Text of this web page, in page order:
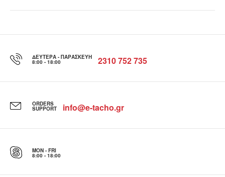
ΔΕΥΤΈΡΑ - ΠΑΡΑΣΚΕΥΉ
8:00 - 18:00 2310 752 735
ORDERS
SUPPORT info@e-tacho.gr
MON - FRI
8:00 - 18:00